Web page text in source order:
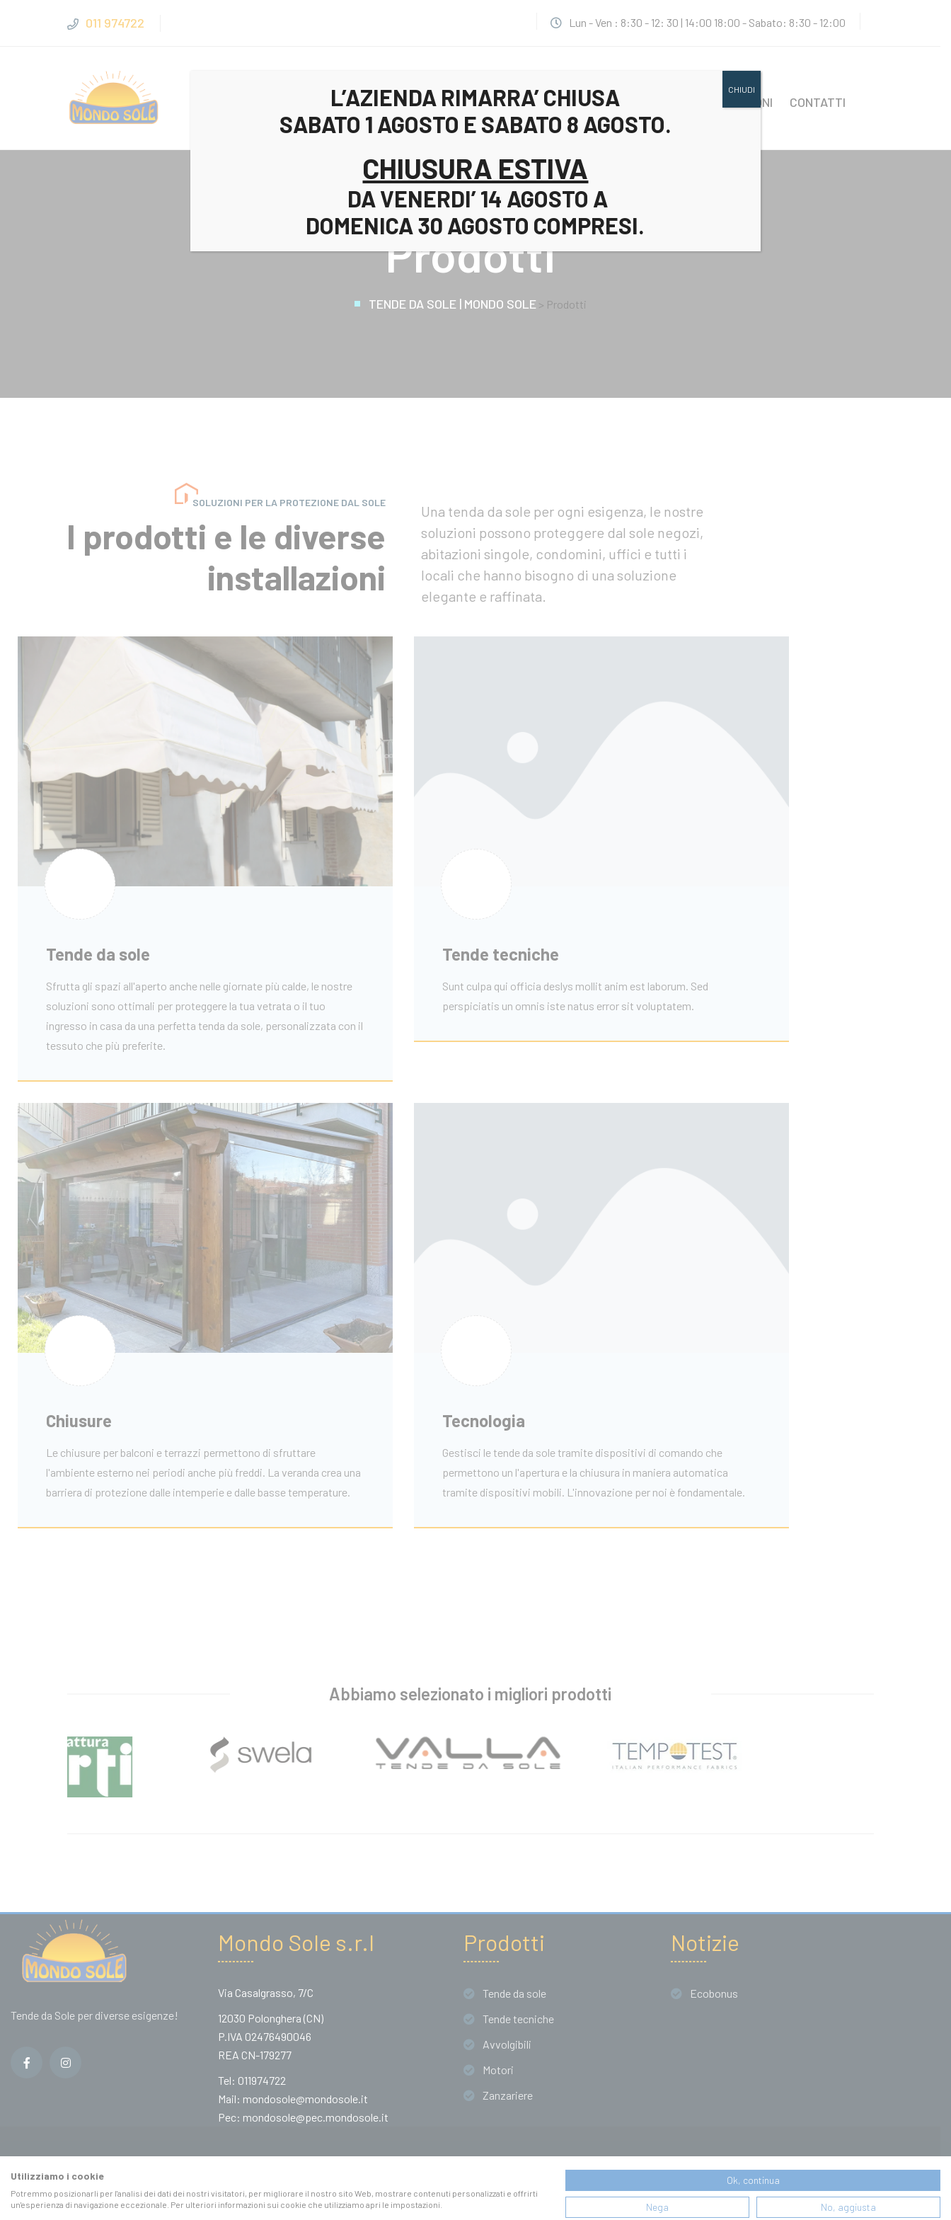
011 974722 Lun - Ven : 8:30 - 12: 30 | 14:00 18:00 - Sabato: 8:30 - 12:00
AZIENDA PRODOTTI REALIZZAZIONI CONTATTI
Prodotti
TENDE DA SOLE | MONDO SOLE > Prodotti
SOLUZIONI PER LA PROTEZIONE DAL SOLE
I prodotti e le diverse
installazioni
Una tenda da sole per ogni esigenza, le nostre
soluzioni possono proteggere dal sole negozi,
abitazioni singole, condomini, uffici e tutti i
locali che hanno bisogno di una soluzione
elegante e raffinata.
Tende da sole
Sfrutta gli spazi all'aperto anche nelle giornate più calde, le nostre
soluzioni sono ottimali per proteggere la tua vetrata o il tuo
ingresso in casa da una perfetta tenda da sole, personalizzata con il
tessuto che più preferite.
Tende tecniche
Sunt culpa qui officia deslys mollit anim est laborum. Sed
perspiciatis un omnis iste natus error sit voluptatem.
Chiusure
Le chiusure per balconi e terrazzi permettono di sfruttare
l'ambiente esterno nei periodi anche più freddi. La veranda crea una
barriera di protezione dalle intemperie e dalle basse temperature.
Tecnologia
Gestisci le tende da sole tramite dispositivi di comando che
permettono un l'apertura e la chiusura in maniera automatica
tramite dispositivi mobili. L'innovazione per noi è fondamentale.
Abbiamo selezionato i migliori prodotti
Tende da Sole per diverse esigenze!
Mondo Sole s.r.l
Via Casalgrasso, 7/C
12030 Polonghera (CN)
P.IVA 02476490046
REA CN-179277
Tel: 011974722
Mail: mondosole@mondosole.it
Pec: mondosole@pec.mondosole.it
Prodotti
Tende da sole
Tende tecniche
Avvolgibili
Motori
Zanzariere
Notizie
Ecobonus
Credits
L’AZIENDA RIMARRA’ CHIUSA
SABATO 1 AGOSTO E SABATO 8 AGOSTO.
CHIUSURA ESTIVA
DA VENERDI’ 14 AGOSTO A
DOMENICA 30 AGOSTO COMPRESI.
CHIUDI
Utilizziamo i cookie
Potremmo posizionarli per l'analisi dei dati dei nostri visitatori, per migliorare il nostro sito Web, mostrare contenuti personalizzati e offrirti
un'esperienza di navigazione eccezionale. Per ulteriori informazioni sui cookie che utilizziamo apri le impostazioni.
Ok, continua
Nega No, aggiusta